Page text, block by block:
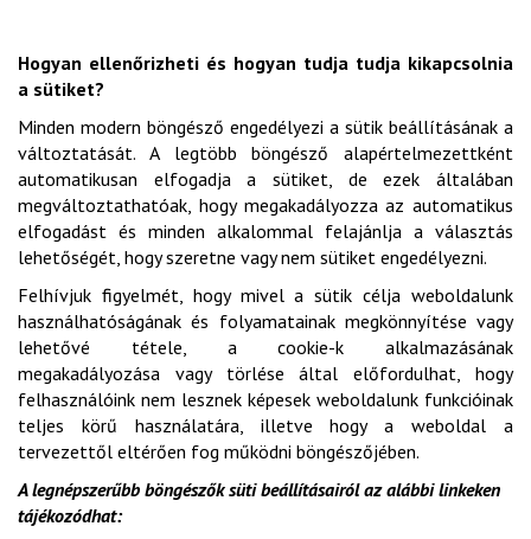
Hogyan ellenőrizheti és hogyan tudja tudja kikapcsolnia
a sütiket?
Minden modern böngésző engedélyezi a sütik beállításának a
változtatását. A legtöbb böngésző alapértelmezettként
automatikusan elfogadja a sütiket, de ezek általában
megváltoztathatóak, hogy megakadályozza az automatikus
elfogadást és minden alkalommal felajánlja a választás
lehetőségét, hogy szeretne vagy nem sütiket engedélyezni.
Felhívjuk figyelmét, hogy mivel a sütik célja weboldalunk
használhatóságának és folyamatainak megkönnyítése vagy
lehetővé tétele, a cookie-k alkalmazásának
megakadályozása vagy törlése által előfordulhat, hogy
felhasználóink nem lesznek képesek weboldalunk funkcióinak
teljes körű használatára, illetve hogy a weboldal a
tervezettől eltérően fog működni böngészőjében.
A legnépszerűbb böngészők süti beállításairól az alábbi linkeken
tájékozódhat: